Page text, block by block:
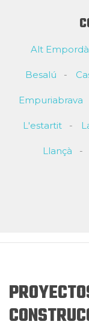
Alt Empordà
Besalú
Empuriabrava
L'estartit
Llançà